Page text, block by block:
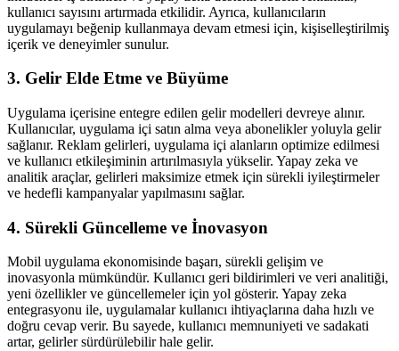
kullanıcı sayısını artırmada etkilidir. Ayrıca, kullanıcıların
uygulamayı beğenip kullanmaya devam etmesi için, kişiselleştirilmiş
içerik ve deneyimler sunulur.
3. Gelir Elde Etme ve Büyüme
Uygulama içerisine entegre edilen gelir modelleri devreye alınır.
Kullanıcılar, uygulama içi satın alma veya abonelikler yoluyla gelir
sağlanır. Reklam gelirleri, uygulama içi alanların optimize edilmesi
ve kullanıcı etkileşiminin artırılmasıyla yükselir. Yapay zeka ve
analitik araçlar, gelirleri maksimize etmek için sürekli iyileştirmeler
ve hedefli kampanyalar yapılmasını sağlar.
4. Sürekli Güncelleme ve İnovasyon
Mobil uygulama ekonomisinde başarı, sürekli gelişim ve
inovasyonla mümkündür. Kullanıcı geri bildirimleri ve veri analitiği,
yeni özellikler ve güncellemeler için yol gösterir. Yapay zeka
entegrasyonu ile, uygulamalar kullanıcı ihtiyaçlarına daha hızlı ve
doğru cevap verir. Bu sayede, kullanıcı memnuniyeti ve sadakati
artar, gelirler sürdürülebilir hale gelir.